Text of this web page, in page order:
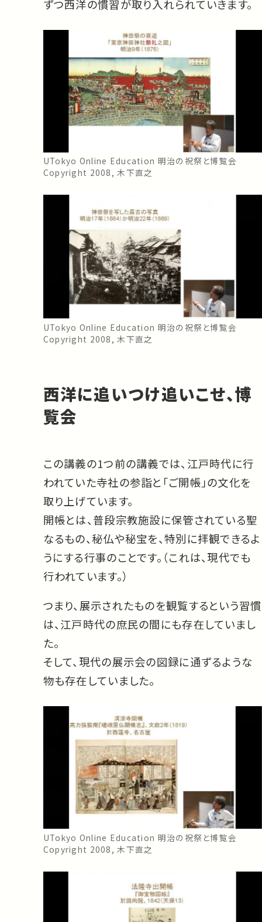
ずつ西洋の慣習が取り入れられていきます。
UTokyo Online Education 明治の祝祭と博覧会
Copyright 2008, 木下直之
UTokyo Online Education 明治の祝祭と博覧会
Copyright 2008, 木下直之
西洋に追いつけ追いこせ、博
覧会
この講義の1つ前の講義では、江戸時代に行
われていた寺社の参詣と「ご開帳」の文化を
取り上げています。
開帳とは、普段宗教施設に保管されている聖
なるもの、秘仏や秘宝を、特別に拝観できるよ
うにする行事のことです。（これは、現代でも
行われています。）
つまり、展示されたものを観覧するという習慣
は、江戸時代の庶民の間にも存在していまし
た。
そして、現代の展示会の図録に通ずるような
物も存在していました。
UTokyo Online Education 明治の祝祭と博覧会
Copyright 2008, 木下直之